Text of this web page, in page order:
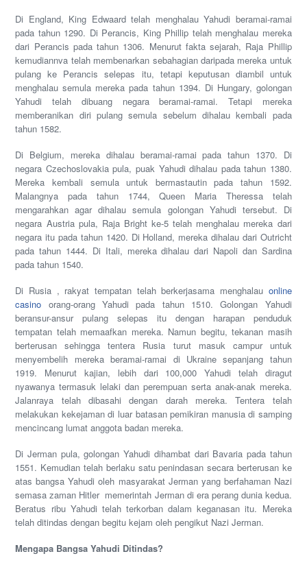
Di England, King Edwaard telah menghalau Yahudi beramai-ramai
pada tahun 1290. Di Perancis, King Phillip telah menghalau mereka
dari Perancis pada tahun 1306. Menurut fakta sejarah, Raja Phillip
kemudiannva telah membenarkan sebahagian daripada mereka untuk
pulang ke Perancis selepas itu, tetapi keputusan diambil untuk
menghalau semula mereka pada tahun 1394. Di Hungary, golongan
Yahudi telah dibuang negara beramai-ramai. Tetapi mereka
memberanikan diri pulang semula sebelum dihalau kembali pada
tahun 1582.
Di Belgium, mereka dihalau beramai-ramai pada tahun 1370. Di
negara Czechoslovakia pula, puak Yahudi dihalau pada tahun 1380.
Mereka kembali semula untuk bermastautin pada tahun 1592.
Malangnya pada tahun 1744, Queen Maria Theressa telah
mengarahkan agar dihalau semula golongan Yahudi tersebut. Di
negara Austria pula, Raja Bright ke-5 telah menghalau mereka dari
negara itu pada tahun 1420. Di Holland, mereka dihalau dari Outricht
pada tahun 1444. Di Itali, mereka dihalau dari Napoli dan Sardina
pada tahun 1540.
Di Rusia , rakyat tempatan telah berkerjasama menghalau online
casino orang-orang Yahudi pada tahun 1510. Golongan Yahudi
beransur-ansur pulang selepas itu dengan harapan penduduk
tempatan telah memaafkan mereka. Namun begitu, tekanan masih
berterusan sehingga tentera Rusia turut masuk campur untuk
menyembelih mereka beramai-ramai di Ukraine sepanjang tahun
1919. Menurut kajian, lebih dari 100,000 Yahudi telah diragut
nyawanya termasuk lelaki dan perempuan serta anak-anak mereka.
Jalanraya telah dibasahi dengan darah mereka. Tentera telah
melakukan kekejaman di luar batasan pemikiran manusia di samping
mencincang lumat anggota badan mereka.
Di Jerman pula, golongan Yahudi dihambat dari Bavaria pada tahun
1551. Kemudian telah berlaku satu penindasan secara berterusan ke
atas bangsa Yahudi oleh masyarakat Jerman yang berfahaman Nazi
semasa zaman Hitler memerintah Jerman di era perang dunia kedua.
Beratus ribu Yahudi telah terkorban dalam keganasan itu. Mereka
telah ditindas dengan begitu kejam oleh pengikut Nazi Jerman.
Mengapa Bangsa Yahudi Ditindas?